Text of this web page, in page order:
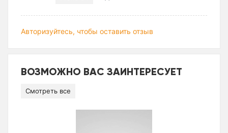
Авторизуйтесь, чтобы оставить отзыв
ВОЗМОЖНО ВАС ЗАИНТЕРЕСУЕТ
Смотреть все